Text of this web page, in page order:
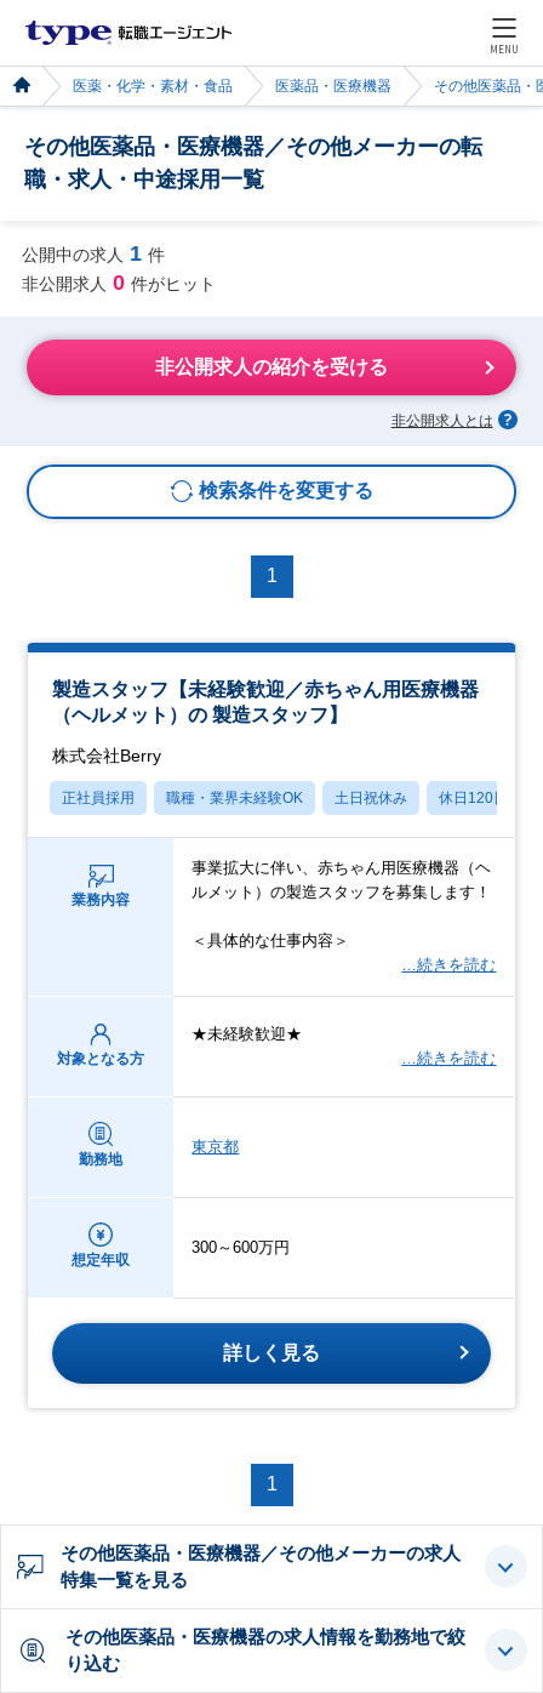
MENU
医薬・化学・素材・食品 医薬品・医療機器 その他医薬品・
その他医薬品・医療機器／その他メーカーの転
職・求人・中途採用一覧
公開中の求人 1 件
非公開求人 0 件がヒット
非公開求人の紹介を受ける
非公開求人とは
検索条件を変更する
1
製造スタッフ【未経験歓迎／赤ちゃん用医療機器
（ヘルメット）の 製造スタッフ】
株式会社Berry
正社員採用 職種・業界未経験OK 土日祝休み 休日120日以上
業務内容
事業拡大に伴い、赤ちゃん用医療機器（ヘ
ルメット）の製造スタッフを募集します！
＜具体的な仕事内容＞
…続きを読む
対象となる方
★未経験歓迎★
…続きを読む
勤務地
東京都
想定年収
300～600万円
詳しく見る
1
その他医薬品・医療機器／その他メーカーの求人
特集一覧を見る
その他医薬品・医療機器の求人情報を勤務地で絞
り込む